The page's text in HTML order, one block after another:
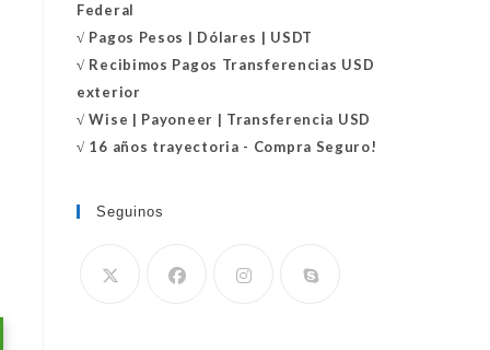
Federal
√ Pagos Pesos | Dólares | USDT
√ Recibimos Pagos Transferencias USD
exterior
√ Wise | Payoneer | Transferencia USD
√ 16 años trayectoria - Compra Seguro!
Seguinos